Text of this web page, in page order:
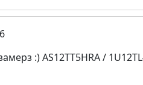
:) AS12TT5HRA /